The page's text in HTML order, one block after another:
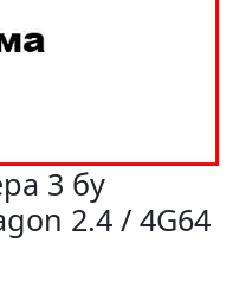
3 бу
2.4 / 4G64